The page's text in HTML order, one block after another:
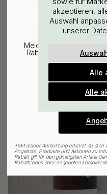
Fabric Freshener Five
Oceans - Rain on
Sandalwood 500ml
16.40 €
akzeptieren,
Auswahl
unserer
Alle
Alle
EU
25%
Melde dich für unseren
Rabatt auf den
plus Inspiration
Gültig
*Mit deiner Anmeldung erklärst du dich
Angebote, Produkte und Aktionen zu
Rabatt gilt für den günstigsten Artikel
Rabattcodes oder Angeboten